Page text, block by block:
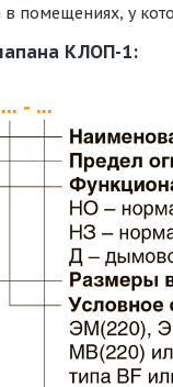
в помещениях, у
КЛОП-1: